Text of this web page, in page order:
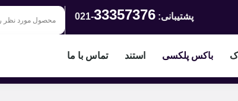
پشتیبانی:33357376
-021
باکس پلکسی استند تماس با ما